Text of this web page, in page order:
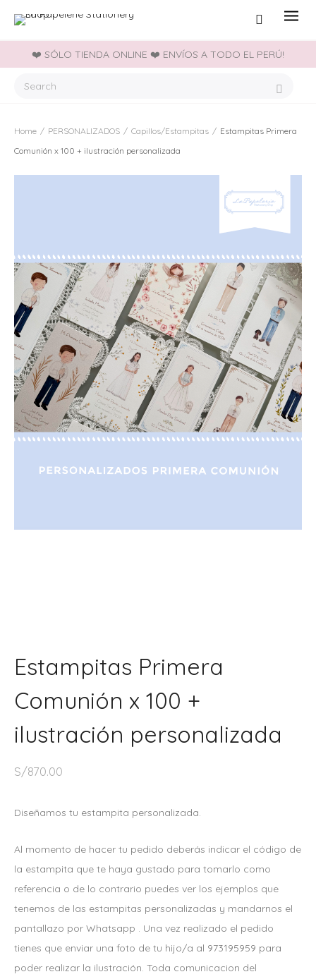
❤️ SÓLO TIENDA ONLINE ❤️ ENVÍOS A TODO EL PERÚ!
Home / PERSONALIZADOS / Capillos/Estampitas / Estampitas Primera
Comunión x 100 + ilustración personalizada
Estampitas Primera
Comunión x 100 +
ilustración personalizada
S/870.00
Diseñamos tu estampita personalizada.
Al momento de hacer tu pedido deberás indicar el código de
la estampita que te haya gustado para tomarlo como
referencia o de lo contrario puedes ver los ejemplos que
tenemos de las estampitas personalizadas y mandarnos el
pantallazo por Whatsapp . Una vez realizado el pedido
tienes que enviar una foto de tu hijo/a al 973195959 para
poder realizar la ilustración. Toda comunicacion del